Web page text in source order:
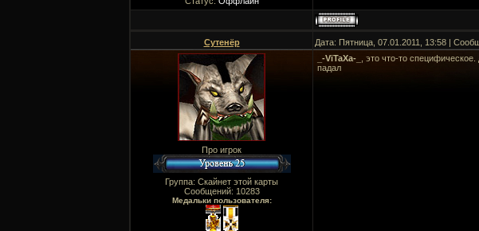
Сутенёр Дата: Пятница, 07.01.2011, 13:58 |
Про игрок
Группа: Скайнет этой карты
Сообщений: 10283
Медальки пользователя:
_-ViTaXa-_
, это что-то
падал